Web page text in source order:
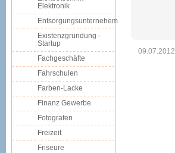
09.07.2012
Elektronik
Entsorgungsunternehem
Existenzgründung -
Startup
Fachgeschäfte
Fahrschulen
Farben-Lacke
Finanz Gewerbe
Fotografen
Freizeit
Friseure